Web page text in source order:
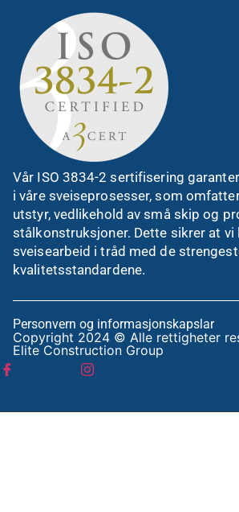
Vår ISO 3834-2 sertifisering
i våre sveiseprosesser, som
utstyr, vedlikehold av små skip og
stålkonstruksjoner. Dette sikrer at vi
sveisearbeid i tråd med de
kvalitetsstandardene.
Personvern og informasjonskapslar
Copyright 2024 © Alle rettigheter
Elite Construction Group